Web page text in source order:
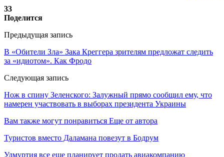
33
Поделится
Предыдущая запись
В «Обители Зла» Зака Креггера зрителям предложат следить
за «идиотом». Как Фродо
Следующая запись
Нож в спину Зеленского: Залужный прямо сообщил ему, что
намерен участвовать в выборах президента Украины
Вам также могут понравиться Еще от автора
Туристов вместо Даламана повезут в Бодрум
Удмуртия все еще планирует продать авиакомпанию